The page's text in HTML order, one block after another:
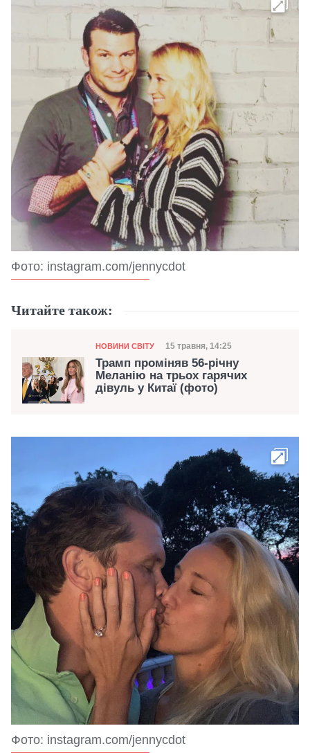
Фото: instagram.com/jennycdot
Читайте також:
Категорія
НОВИНИ СВІТУ Дата публікації
15 травня, 14:25
Трамп проміняв 56-річну
Меланію на трьох гарячих
дівуль у Китаї (фото)
Фото: instagram.com/jennycdot